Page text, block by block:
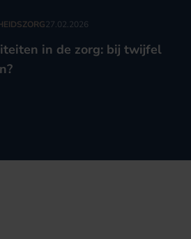
27.02.2026
in de zorg: bij twijfel